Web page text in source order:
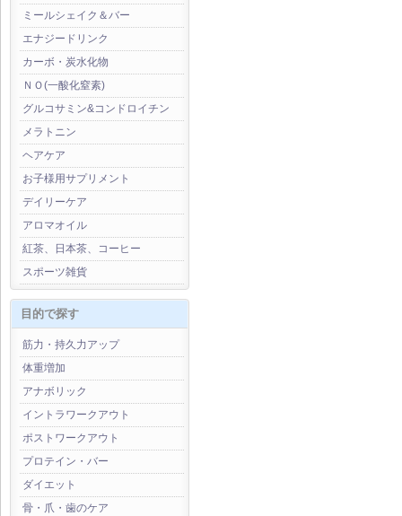
ミールシェイク＆バー
エナジードリンク
カーボ・炭水化物
ＮＯ(一酸化窒素)
グルコサミン&コンドロイチン
メラトニン
ヘアケア
お子様用サプリメント
デイリーケア
アロマオイル
紅茶、日本茶、コーヒー
スポーツ雑貨
目的で探す
筋力・持久力アップ
体重増加
アナボリック
イントラワークアウト
ポストワークアウト
プロテイン・バー
ダイエット
骨・爪・歯のケア